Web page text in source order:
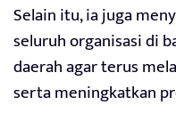
Selain itu, ia juga
seluruh organisasi di
daerah agar terus
serta meningkatkan